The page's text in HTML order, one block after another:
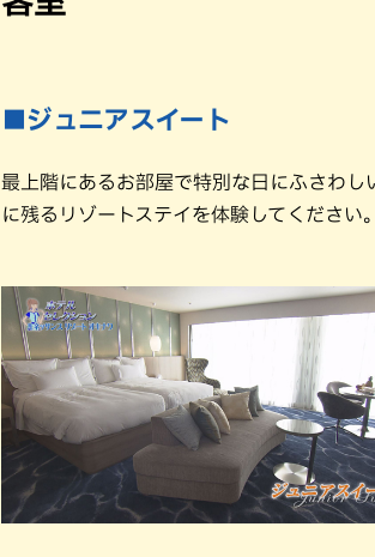
■ジュニアスイート
最上階にあるお部屋で特別な日にふさわ
に残るリゾートステイを体験してください